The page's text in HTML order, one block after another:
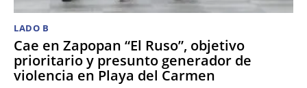
LADO B
Cae en Zapopan “El Ruso”, objetivo
prioritario y presunto generador de
violencia en Playa del Carmen